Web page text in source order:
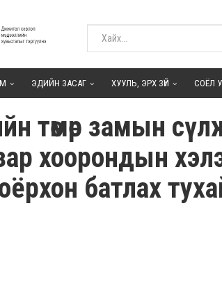
ЭДИЙН ЗАСАГ ХУУЛЬ, ЭРХ ЗҮЙ СОЁЛ
төмөр замын
хоорондын
батлах